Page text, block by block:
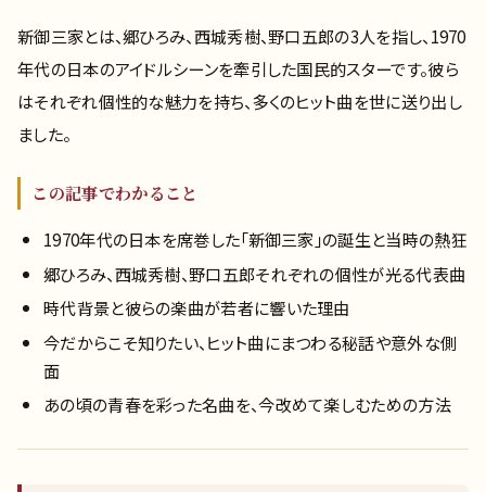
新御三家とは、郷ひろみ、西城秀樹、野口五郎の3人を指し、1970
年代の日本のアイドルシーンを牽引した国民的スターです。彼ら
はそれぞれ個性的な魅力を持ち、多くのヒット曲を世に送り出し
ました。
この記事でわかること
1970年代の日本を席巻した「新御三家」の誕生と当時の熱狂
郷ひろみ、西城秀樹、野口五郎それぞれの個性が光る代表曲
時代背景と彼らの楽曲が若者に響いた理由
今だからこそ知りたい、ヒット曲にまつわる秘話や意外な側
面
あの頃の青春を彩った名曲を、今改めて楽しむための方法